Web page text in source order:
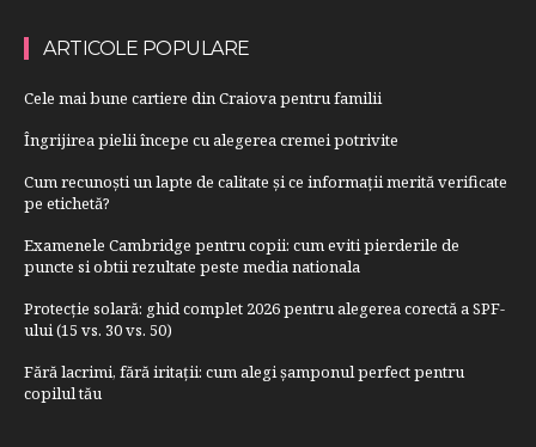
ARTICOLE POPULARE
Cele mai bune cartiere din Craiova pentru familii
Îngrijirea pielii începe cu alegerea cremei potrivite
Cum recunoști un lapte de calitate și ce informații merită verificate
pe etichetă?
Examenele Cambridge pentru copii: cum eviti pierderile de
puncte si obtii rezultate peste media nationala
Protecție solară: ghid complet 2026 pentru alegerea corectă a SPF-
ului (15 vs. 30 vs. 50)
Fără lacrimi, fără iritații: cum alegi șamponul perfect pentru
copilul tău